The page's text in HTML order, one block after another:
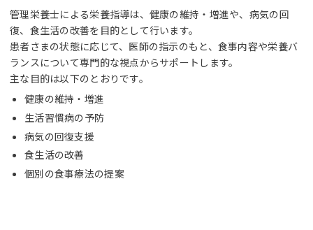
管理栄養士による栄養指導は、健康の維持・増進や、病気の回
復、食生活の改善を目的として行います。
患者さまの状態に応じて、医師の指示のもと、食事内容や栄養バ
ランスについて専門的な視点からサポートします。
主な目的は以下のとおりです。
健康の維持・増進
生活習慣病の予防
病気の回復支援
食生活の改善
個別の食事療法の提案